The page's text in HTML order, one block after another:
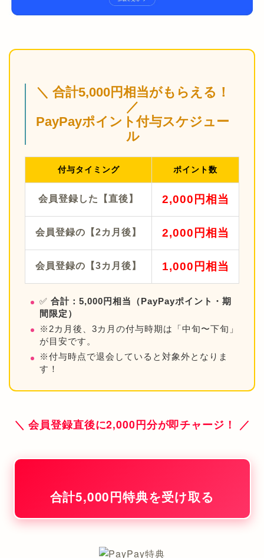
＼ 合計5,000円相当がもらえる！
／
PayPayポイント付与スケジュー
ル
付与タイミング ポイント数
会員登録した【直後】 2,000円相当
会員登録の【2カ月後】 2,000円相当
会員登録の【3カ月後】 1,000円相当
✅ 合計：5,000円相当（PayPayポイント・期
間限定）
※2カ月後、3カ月の付与時期は「中旬〜下旬」
が目安です。
※付与時点で退会していると対象外となりま
す！
＼ 会員登録直後に2,000円分が即チャージ！ ／
合計5,000円特典を受け取る